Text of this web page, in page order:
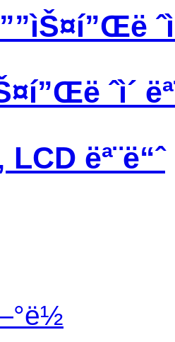
ˆì´
LCD ëª¨ë“ˆ